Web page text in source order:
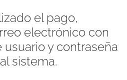
el pago,
electrónico con
y contraseña
sistema.